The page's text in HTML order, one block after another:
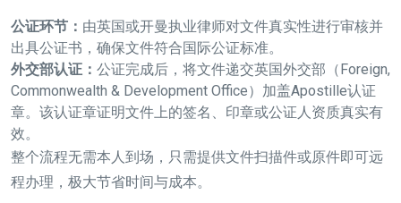
公证环节： 由英国或开曼执业律师对文件真实性进行审核并
出具公证书，确保文件符合国际公证标准。
外交部认证： 公证完成后，将文件递交英国外交部（Foreign,
Commonwealth & Development Office）加盖Apostille认证
章。该认证章证明文件上的签名、印章或公证人资质真实有
效。
整个流程无需本人到场，只需提供文件扫描件或原件即可远
程办理，极大节省时间与成本。